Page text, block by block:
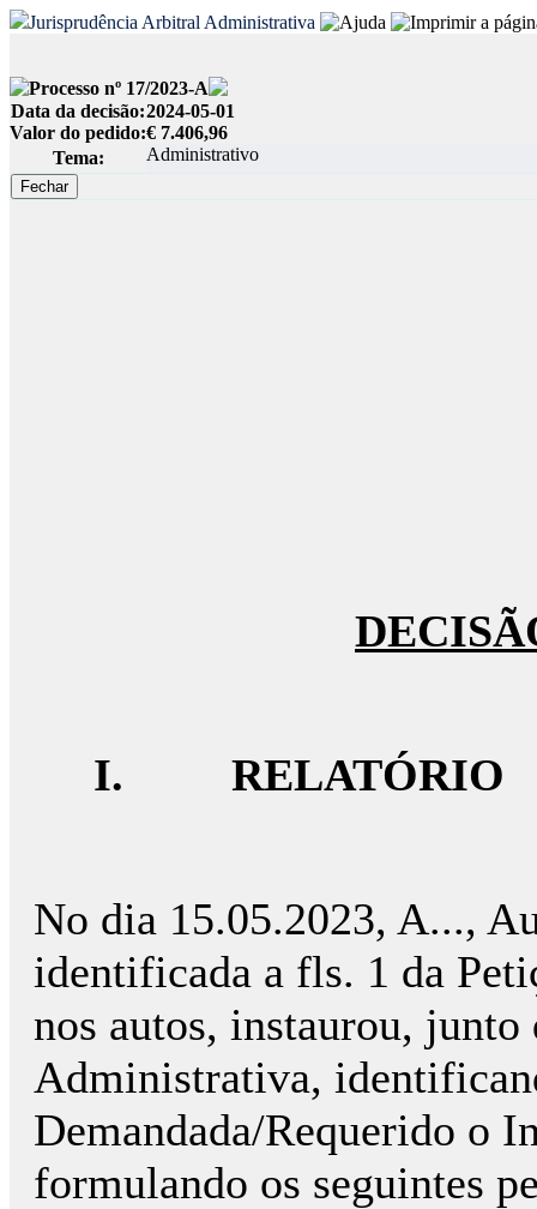
Jurisprudência Arbitral Administrativa
Processo nº 17/2023-A
Data da decisão:2024-05-01
Valor do pedido:€ 7.406,96
Tema:
Administrativo
I. RELATÓRIO
No dia 15.05.2023, A...,
identificada a fls. 1 da
nos autos, instaurou,
Administrativa,
Demandada/Requerido o
formulando os seguintes